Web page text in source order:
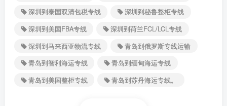
深圳到泰国双清包税专线
深圳到秘鲁整柜专线
深圳到美国FBA专线
深圳到荷兰FCL/LCL专线
深圳到马来西亚物流专线
青岛到俄罗斯专线运输
青岛到智利海运专线
青岛到缅甸海运专线
青岛到美国整柜专线
青岛到苏丹海运专线。